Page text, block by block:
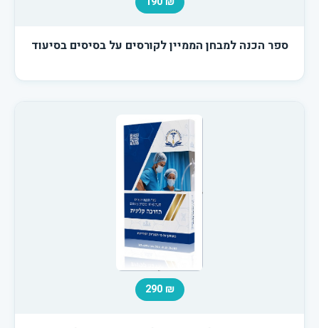
ספר הכנה למבחן הממיין לקורסים על בסיסים בסיעוד
₪ 290